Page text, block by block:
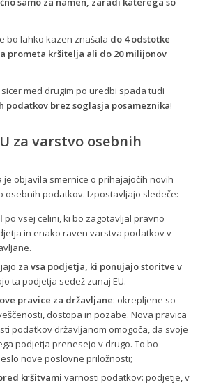
bo lahko kazen znašala do 4 odstotke
prometa kršitelja ali do 20 milijonov
med drugim po uredbi spada tudi
podatkov brez soglasja posameznika!
za varstvo osebnih
je objavila smernice o prihajajočih novih
osebnih podatkov. Izpostavljajo sledeče:
po vsej celini, ki bo zagotavljal pravno
in enako raven varstva podatkov v
za vsa podjetja, ki ponujajo storitve v
ta podjetja sedež zunaj EU.
pravice za državljane: okrepljene so
dostopa in pozabe. Nova pravica
podatkov državljanom omogoča, da svoje
podjetja prenesejo v drugo. To bo
nove poslovne priložnosti;
kršitvami varnosti podatkov: podjetje, v